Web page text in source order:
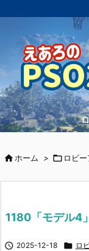
ホーム >  ロビ
1180「モデル4」
 2025-12-18  ロ